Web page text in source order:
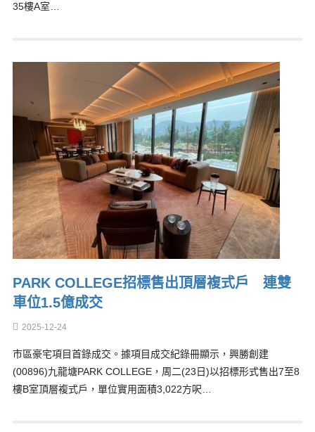
35樓A室…
PARK COLLEGE招標售出頂層複式戶 連雙
車位1.5億成交
2025-12-24
市區豪宅項目首錄成交。據項目成交紀錄冊顯示，興勝創建
(00896)九龍塘PARK COLLEGE，周二(23日)以招標形式售出7至8
樓B室頂層複式戶，單位實用面積3,022方呎…